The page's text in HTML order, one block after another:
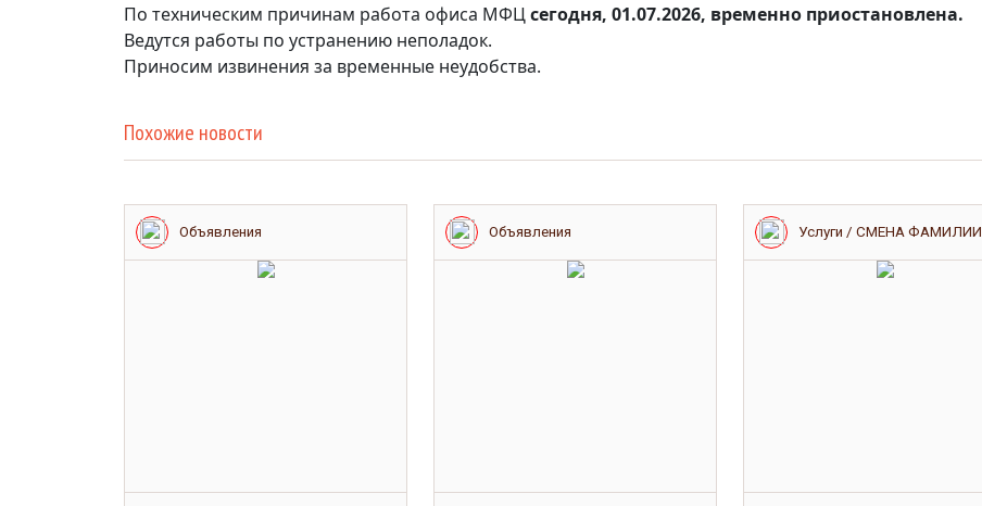
По техническим причинам работа офиса МФЦсегодня, 01.07.2026, временно приостановлена.
Ведутся работы по устранению неполадок.
Приносим извинения за временные неудобства.
Похожие новости
Объявления Объявления Услуги / СМЕНА ФАМИЛИИ